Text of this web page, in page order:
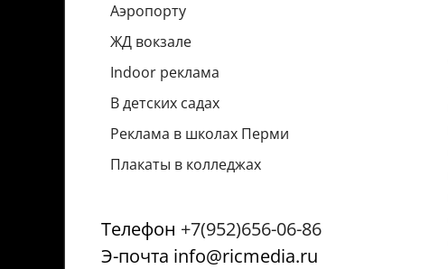
Аэропорту
ЖД вокзале
Indoor реклама
В детских садах
Реклама в школах Перми
Плакаты в колледжах
Телефон +7(952)656-06-86
Э-почта info@ricmedia.ru